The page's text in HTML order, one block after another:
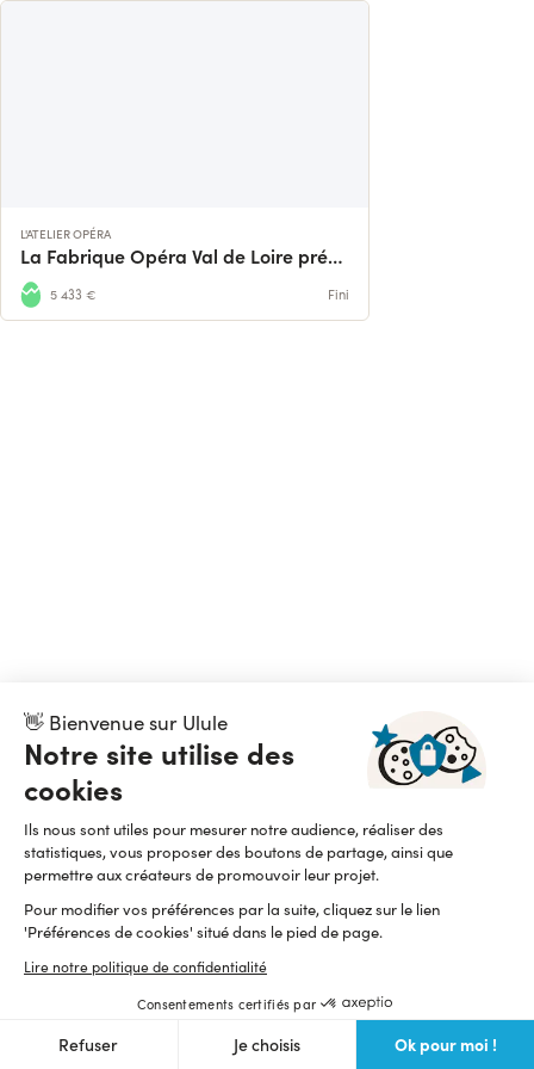
👋 Bienvenue sur Ulule
Notre site utilise des
cookies
Ils nous sont utiles pour mesurer notre audience, réaliser des
statistiques, vous proposer des boutons de partage, ainsi que
permettre aux créateurs de promouvoir leur projet.
Pour modifier vos préférences par la suite, cliquez sur le lien
'Préférences de cookies' situé dans le pied de page.
Lire notre politique de confidentialité
Consentements certifiés par
Refuser Je choisis Ok pour moi !
L'ATELIER OPÉRA
La Fabrique Opéra Val de Loire présente CARMEN
5 433 € Fini